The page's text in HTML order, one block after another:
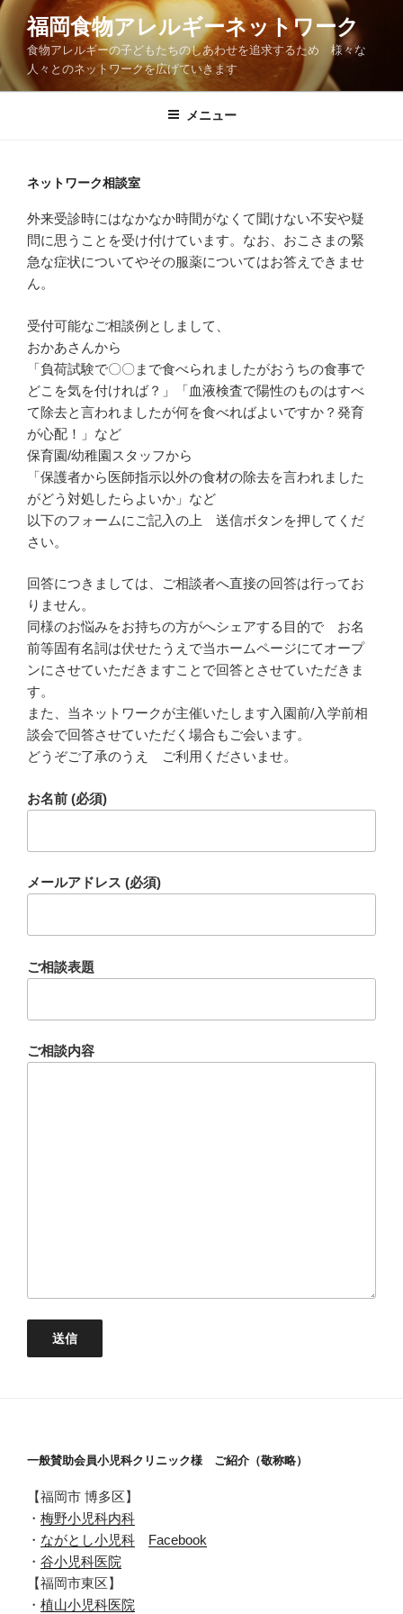
コ
ン
ツ
福岡食物アレルギーネットワーク
食物アレルギーの子どもたちのしあわせを追求するため 様々な
人々とのネットワークを広げていきます
メニュー
ネットワーク相談室
外来受診時にはなかなか時間がなくて聞けない不安や疑
問に思うことを受け付けています。なお、おこさまの緊
急な症状についてやその服薬についてはお答えできませ
ん。
受付可能なご相談例としまして、
おかあさんから
「負荷試験で〇〇まで食べられましたがおうちの食事で
どこを気を付ければ？」「血液検査で陽性のものはすべ
て除去と言われましたが何を食べればよいですか？発育
が心配！」など
保育園/幼稚園スタッフから
「保護者から医師指示以外の食材の除去を言われました
がどう対処したらよいか」など
以下のフォームにご記入の上 送信ボタンを押してくだ
さい。
回答につきましては、ご相談者へ直接の回答は行ってお
りません。
同様のお悩みをお持ちの方がへシェアする目的で お名
前等固有名詞は伏せたうえで当ホームページにてオープ
ンにさせていただきますことで回答とさせていただきま
す。
また、当ネットワークが主催いたします入園前/入学前相
談会で回答させていただく場合もご会います。
どうぞご了承のうえ ご利用くださいませ。
お名前 (必須)
メールアドレス (必須)
ご相談表題
ご相談内容
一般賛助会員小児科クリニック様 ご紹介（敬称略）
【福岡市 博多区】
・ 梅野小児科内科
・ ながとし小児科
Facebook
・ 谷小児科医院
【福岡市東区】
・ 植山小児科医院